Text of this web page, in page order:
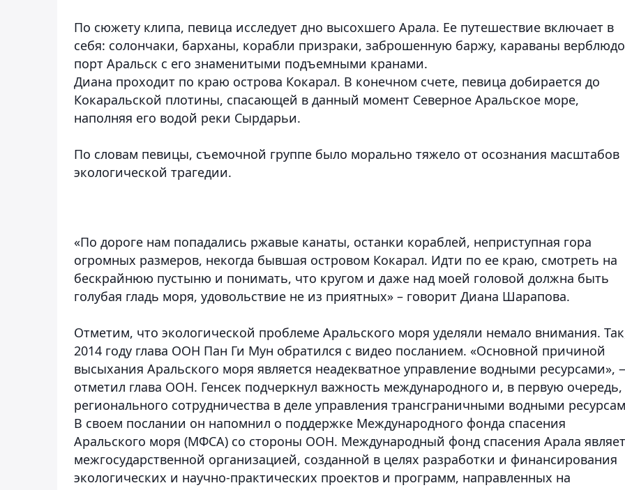
По сюжету клипа, певица исследует дно высохшего Арала. Ее путешествие включает в
себя: солончаки, барханы, корабли призраки, заброшенную баржу, караваны
порт Аральск с его знаменитыми подъемными кранами.
Диана проходит по краю острова Кокарал. В конечном счете, певица добирается до
Кокаральской плотины, спасающей в данный момент Cеверное Аральское море,
наполняя его водой реки Сырдарьи.
По словам певицы, съемочной группе было морально тяжело от осознания масштабов
экологической трагедии.
«По дороге нам попадались ржавые канаты, останки кораблей, неприступная гора
огромных размеров, некогда бывшая островом Кокарал. Идти по ее краю, смотреть на
бескрайнюю пустыню и понимать, что кругом и даже над моей головой должна быть
голубая гладь моря, удовольствие не из приятных» – говорит Диана Шарапова.
Отметим, что экологической проблеме Аральского моря уделяли немало внимания.
2014 году глава ООН Пан Ги Мун обратился c видео посланием. «Основной причиной
высыхания Аральского моря является неадекватное управление водными ресурсами»,
отметил глава ООН. Генсек подчеркнул важность международного и, в первую очередь,
регионального сотрудничества в деле управления трансграничными водными
В своем послании он напомнил о поддержке Международного фонда спасения
Аральского моря (МФСА) со стороны ООН. Международный фонд спасения Арала
межгосударственной организацией, созданной в целях разработки и финансирования
экологических и научно-практических проектов и программ, направленных на